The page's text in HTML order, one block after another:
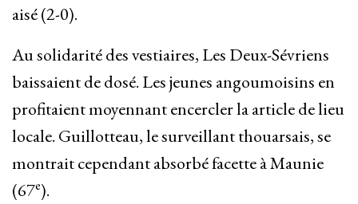
aisé (2-0).
Au solidarité des vestiaires, Les Deux-Sévriens
baissaient de dosé. Les jeunes angoumoisins en
profitaient moyennant encercler la article de lieu
locale. Guillotteau, le surveillant thouarsais, se
montrait cependant absorbé facette à Maunie
(67e).